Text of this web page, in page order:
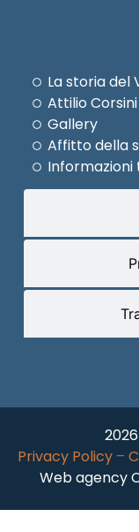
La storia del
Attilio Corsini
Gallery
Affitto della
Privacy Policy –
Web agency